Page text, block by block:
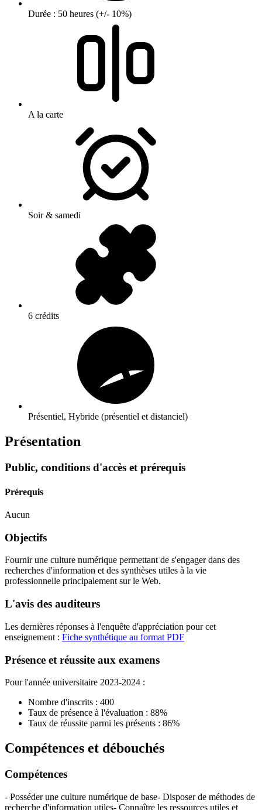
Durée : 50 heures (+/- 10%)
A la carte
Soir & samedi
6 crédits
Présentiel, Hybride (présentiel et distanciel)
Présentation
Public, conditions d'accès et prérequis
Prérequis
Aucun
Objectifs
Fournir une culture numérique permettant de s'engager dans des
recherches d'information et des synthèses utiles à la vie
professionnelle principalement sur le Web.
L'avis des auditeurs
Les dernières réponses à l'enquête d'appréciation pour cet
enseignement : Fiche synthétique au format PDF
Présence et réussite aux examens
Pour l'année universitaire 2023-2024 :
Nombre d'inscrits : 400
Taux de présence à l'évaluation : 88%
Taux de réussite parmi les présents : 86%
Compétences et débouchés
Compétences
- Posséder une culture numérique de base- Disposer de méthodes de
recherche d'information utiles- Connaître les ressources utiles et